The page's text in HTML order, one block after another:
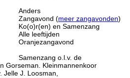
Anders
Zangavond (meer zangavonden)
Ko(o)r(en) en Samenzang
Alle leeftijden
Oranjezangavond
Samenzang o.l.v. de
Gorseman. Kleinmannenkoor
Jelle J. Loosman,